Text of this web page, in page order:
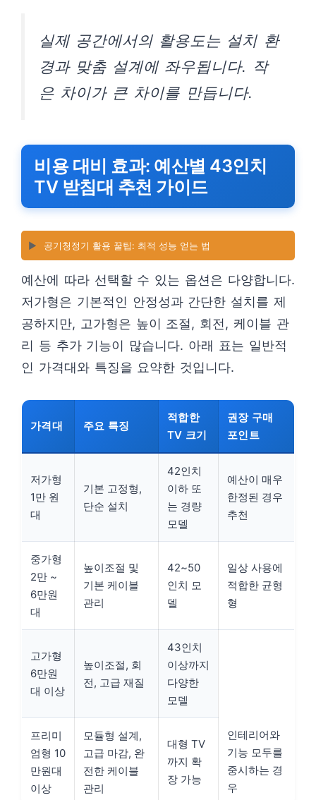
실제 공간에서의 활용도는 설치 환
경과 맞춤 설계에 좌우됩니다. 작
은 차이가 큰 차이를 만듭니다.
비용 대비 효과: 예산별 43인치
TV 받침대 추천 가이드
▶️ 공기청정기 활용 꿀팁: 최적 성능 얻는 법
예산에 따라 선택할 수 있는 옵션은 다양합니다.
저가형은 기본적인 안정성과 간단한 설치를 제
공하지만, 고가형은 높이 조절, 회전, 케이블 관
리 등 추가 기능이 많습니다. 아래 표는 일반적
인 가격대와 특징을 요약한 것입니다.
가격대 주요 특징
적합한
TV 크기
권장 구매
포인트
저가형
1만 원
대
기본 고정형,
단순 설치
42인치
이하 또
는 경량
모델
예산이 매우
한정된 경우
추천
중가형
2만 ~
6만원
대
높이조절 및
기본 케이블
관리
42~50
인치 모
델
일상 사용에
적합한 균형
형
고가형
6만원
대 이상
높이조절, 회
전, 고급 재질
43인치
이상까지
다양한
모델
프리미
엄형 10
만원대
이상
모듈형 설계,
고급 마감, 완
전한 케이블
관리
대형 TV
까지 확
장 가능
인테리어와
기능 모두를
중시하는 경
우